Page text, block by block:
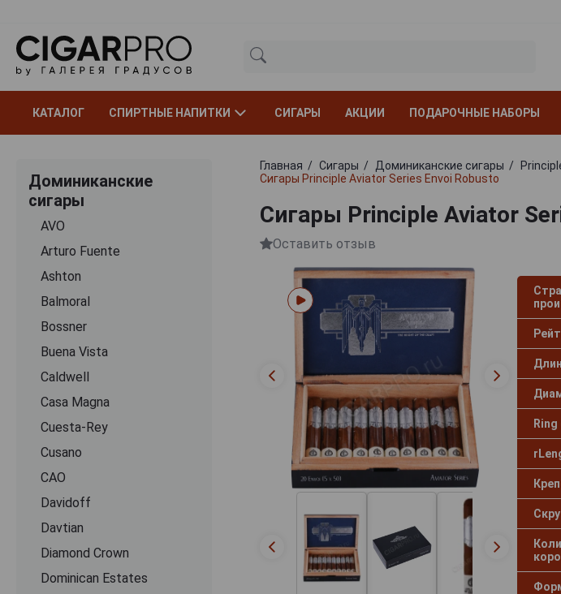
КАТАЛОГ СПИРТНЫЕ НАПИТКИ СИГАРЫ АКЦИИ ПОДАРОЧНЫЕ НАБОРЫ
Доминиканские
сигары
AVO
Arturo Fuente
Ashton
Balmoral
Bossner
Buena Vista
Caldwell
Casa Magna
Cuesta-Rey
Cusano
CАО
Davidoff
Davtian
Diamond Crown
Dominican Estates
Главная Сигары Доминиканские сигары
Сигары Principle Aviator Series Envoi Robusto
Сигары Principle Aviator
Оставить отзыв